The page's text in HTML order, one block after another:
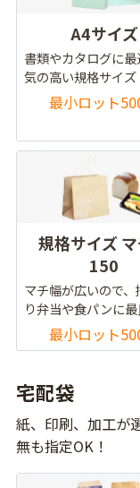
A4サイズ
書類やカタログに最
気の高い規格サイズ
最小ロット
規格サイズ
150
マチ幅が広いので、
り弁当や食パンに
最小ロット
宅配袋
紙、印刷、加工が
無も指定OK！